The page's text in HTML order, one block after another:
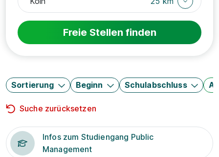
Freie Stellen finden
Sortierung Beginn Schulabschluss
Suche zurücksetzen
Infos zum Studiengang Public
Management